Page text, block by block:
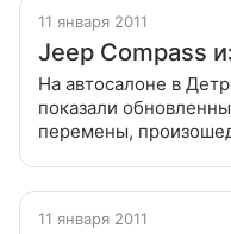
11 января 2011
Jeep Compass
На автосалоне в
показали
перемены,
11 января 2011